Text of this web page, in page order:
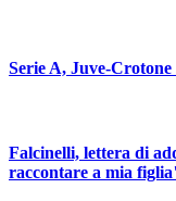
Serie A, Juve-Crotone
Falcinelli, lettera di
raccontare a mia